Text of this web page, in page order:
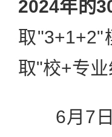
2024年的
取"3+1+2"
取"校+专业
6月7日